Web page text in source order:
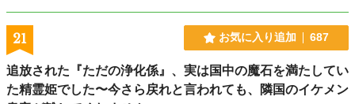
21 お気に入り追加 687
追放された『ただの浄化係』、実は国中の魔石を満たしてい
た精霊姫でした〜今さら戻れと言われても、隣国のイケメン